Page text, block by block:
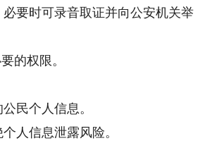
要时可录音取证并向公安机关举
的权限。
民个人信息。
人信息泄露风险。